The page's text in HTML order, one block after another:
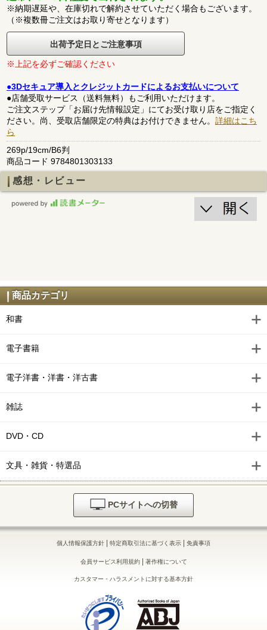
※納期遅延や、在庫切れで解約させていただく場合もございます。
（※複数冊ご注文はお取り寄せとなります）
出荷予定日とご注意事項
※上記を必ずご確認ください
●3Dセキュア導入とクレジットカードによるお支払いについて
●店舗受取サービス（送料無料）もご利用いただけます。
ご注文ステップ「お届け先情報設定」にてお受け取り店をご指定く
ださい。尚、受取店舗限定の特典はお付けできません。 詳細はこち
ら
269p/19cm/B6判
商品コード 9784801303133
感想・レビュー
商品カテゴリ
和書
電子書籍
電子洋書・洋書・洋古書
雑誌
DVD・CD
文具・雑貨・特選品
PCサイトへの切替
個人情報保護方針 | 特定商取引法に基づく表示 | 免責事項
会員サービス利用規約| 著作権について
カスタマー・ハラスメントに対する基本方針